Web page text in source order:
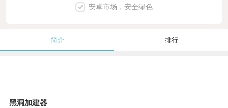
安卓市场，安全绿色
简介 排行
黑洞加建器